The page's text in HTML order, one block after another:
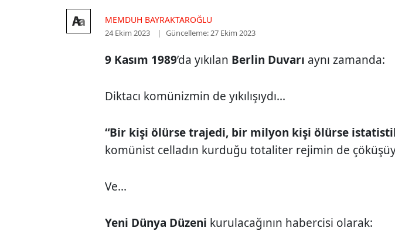
MEMDUH BAYRAKTAROĞLU
24 Ekim 2023 Güncelleme: 27 Ekim 2023
9 Kasım 1989’da yıkılan Berlin Duvarı aynı zamanda:
Diktacı komünizmin de yıkılışıydı...
“Bir kişi ölürse trajedi, bir milyon kişi ölürse
komünist celladın kurduğu totaliter rejimin de
Ve...
Yeni Dünya Düzeni kurulacağının habercisi olarak: